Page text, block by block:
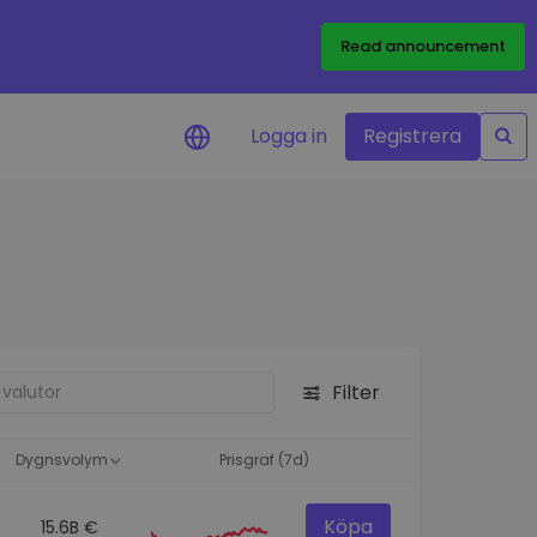
Read announcement
Logga in Registrera
Filter
Dygnsvolym Prisgraf (7d)
15.6B € Köpa